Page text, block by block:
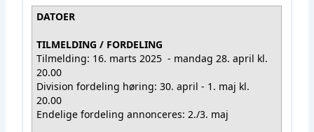
DATOER
TILMELDING / FORDELING
Tilmelding: 16. marts 2025 - mandag 28. april kl.
20.00
Division fordeling høring: 30. april - 1. maj kl.
20.00
Endelige fordeling annonceres: 2./3. maj